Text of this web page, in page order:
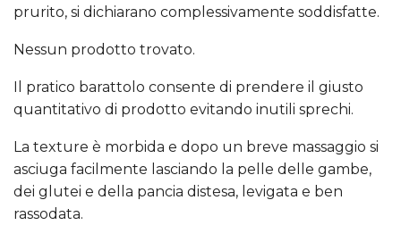
prurito, si dichiarano complessivamente soddisfatte.
Nessun prodotto trovato.
Il pratico barattolo consente di prendere il giusto
quantitativo di prodotto evitando inutili sprechi.
La texture è morbida e dopo un breve massaggio si
asciuga facilmente lasciando la pelle delle gambe,
dei glutei e della pancia distesa, levigata e ben
rassodata.